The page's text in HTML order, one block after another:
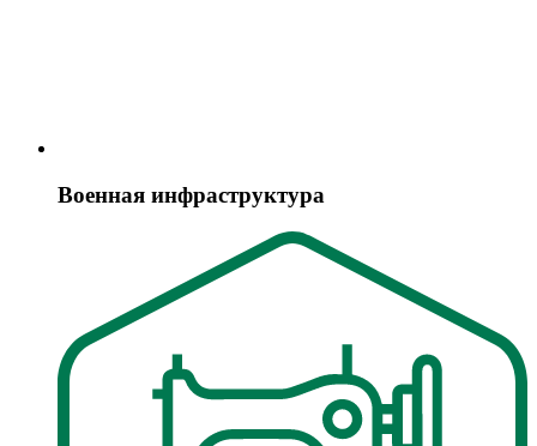
Военная инфраструктура